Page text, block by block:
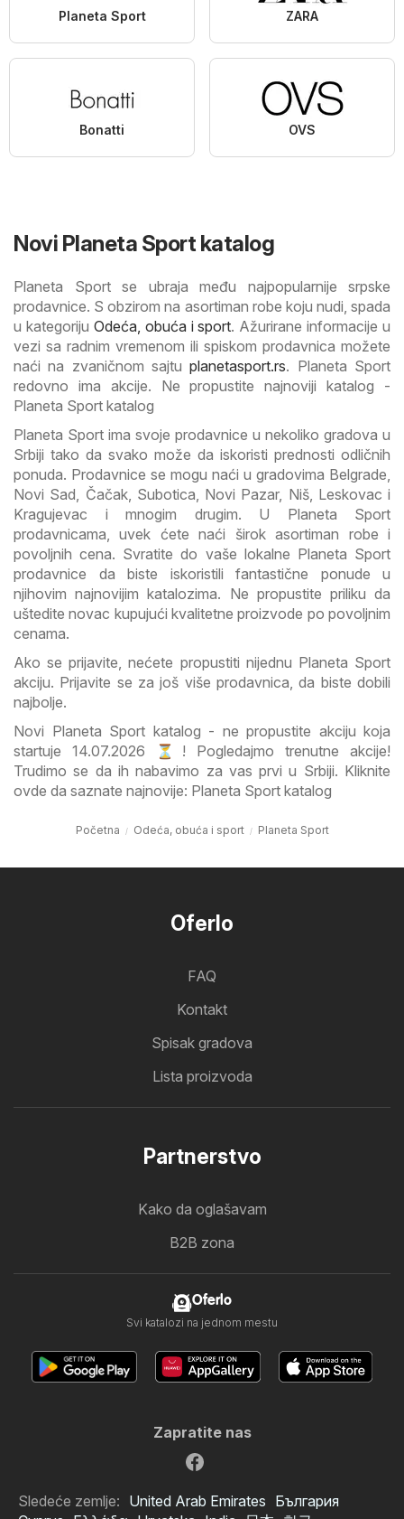
Planeta Sport ZARA
Bonatti OVS
Novi Planeta Sport katalog
Planeta Sport se ubraja među najpopularnije srpske
prodavnice. S obzirom na asortiman robe koju nudi, spada
u kategoriju Odeća, obuća i sport. Ažurirane informacije u
vezi sa radnim vremenom ili spiskom prodavnica možete
naći na zvaničnom sajtuplanetasport.rs. Planeta Sport
redovno ima akcije. Ne propustite najnoviji katalog -
Planeta Sport katalog
Planeta Sport ima svoje prodavnice u nekoliko gradova u
Srbiji tako da svako može da iskoristi prednosti odličnih
ponuda. Prodavnice se mogu naći u gradovima Belgrade,
Novi Sad, Čačak, Subotica, Novi Pazar, Niš, Leskovac i
Kragujevac i mnogim drugim. U Planeta Sport
prodavnicama, uvek ćete naći širok asortiman robe i
povoljnih cena. Svratite do vaše lokalne Planeta Sport
prodavnice da biste iskoristili fantastične ponude u
njihovim najnovijim katalozima. Ne propustite priliku da
uštedite novac kupujući kvalitetne proizvode po povoljnim
cenama.
Ako se prijavite, nećete propustiti nijednu Planeta Sport
akciju. Prijavite se za još više prodavnica, da biste dobili
najbolje.
Novi Planeta Sport katalog - ne propustite akciju koja
startuje 14.07.2026 ⏳! Pogledajmo trenutne akcije!
Trudimo se da ih nabavimo za vas prvi u Srbiji. Kliknite
ovde da saznate najnovije: Planeta Sport katalog
Početna Odeća, obuća i sport Planeta Sport
Oferlo
FAQ
Kontakt
Spisak gradova
Lista proizvoda
Partnerstvo
Kako da oglašavam
B2B zona
Oferlo
Svi katalozi na jednom mestu
Zapratite nas
Sledeće zemlje: United Arab Emirates България